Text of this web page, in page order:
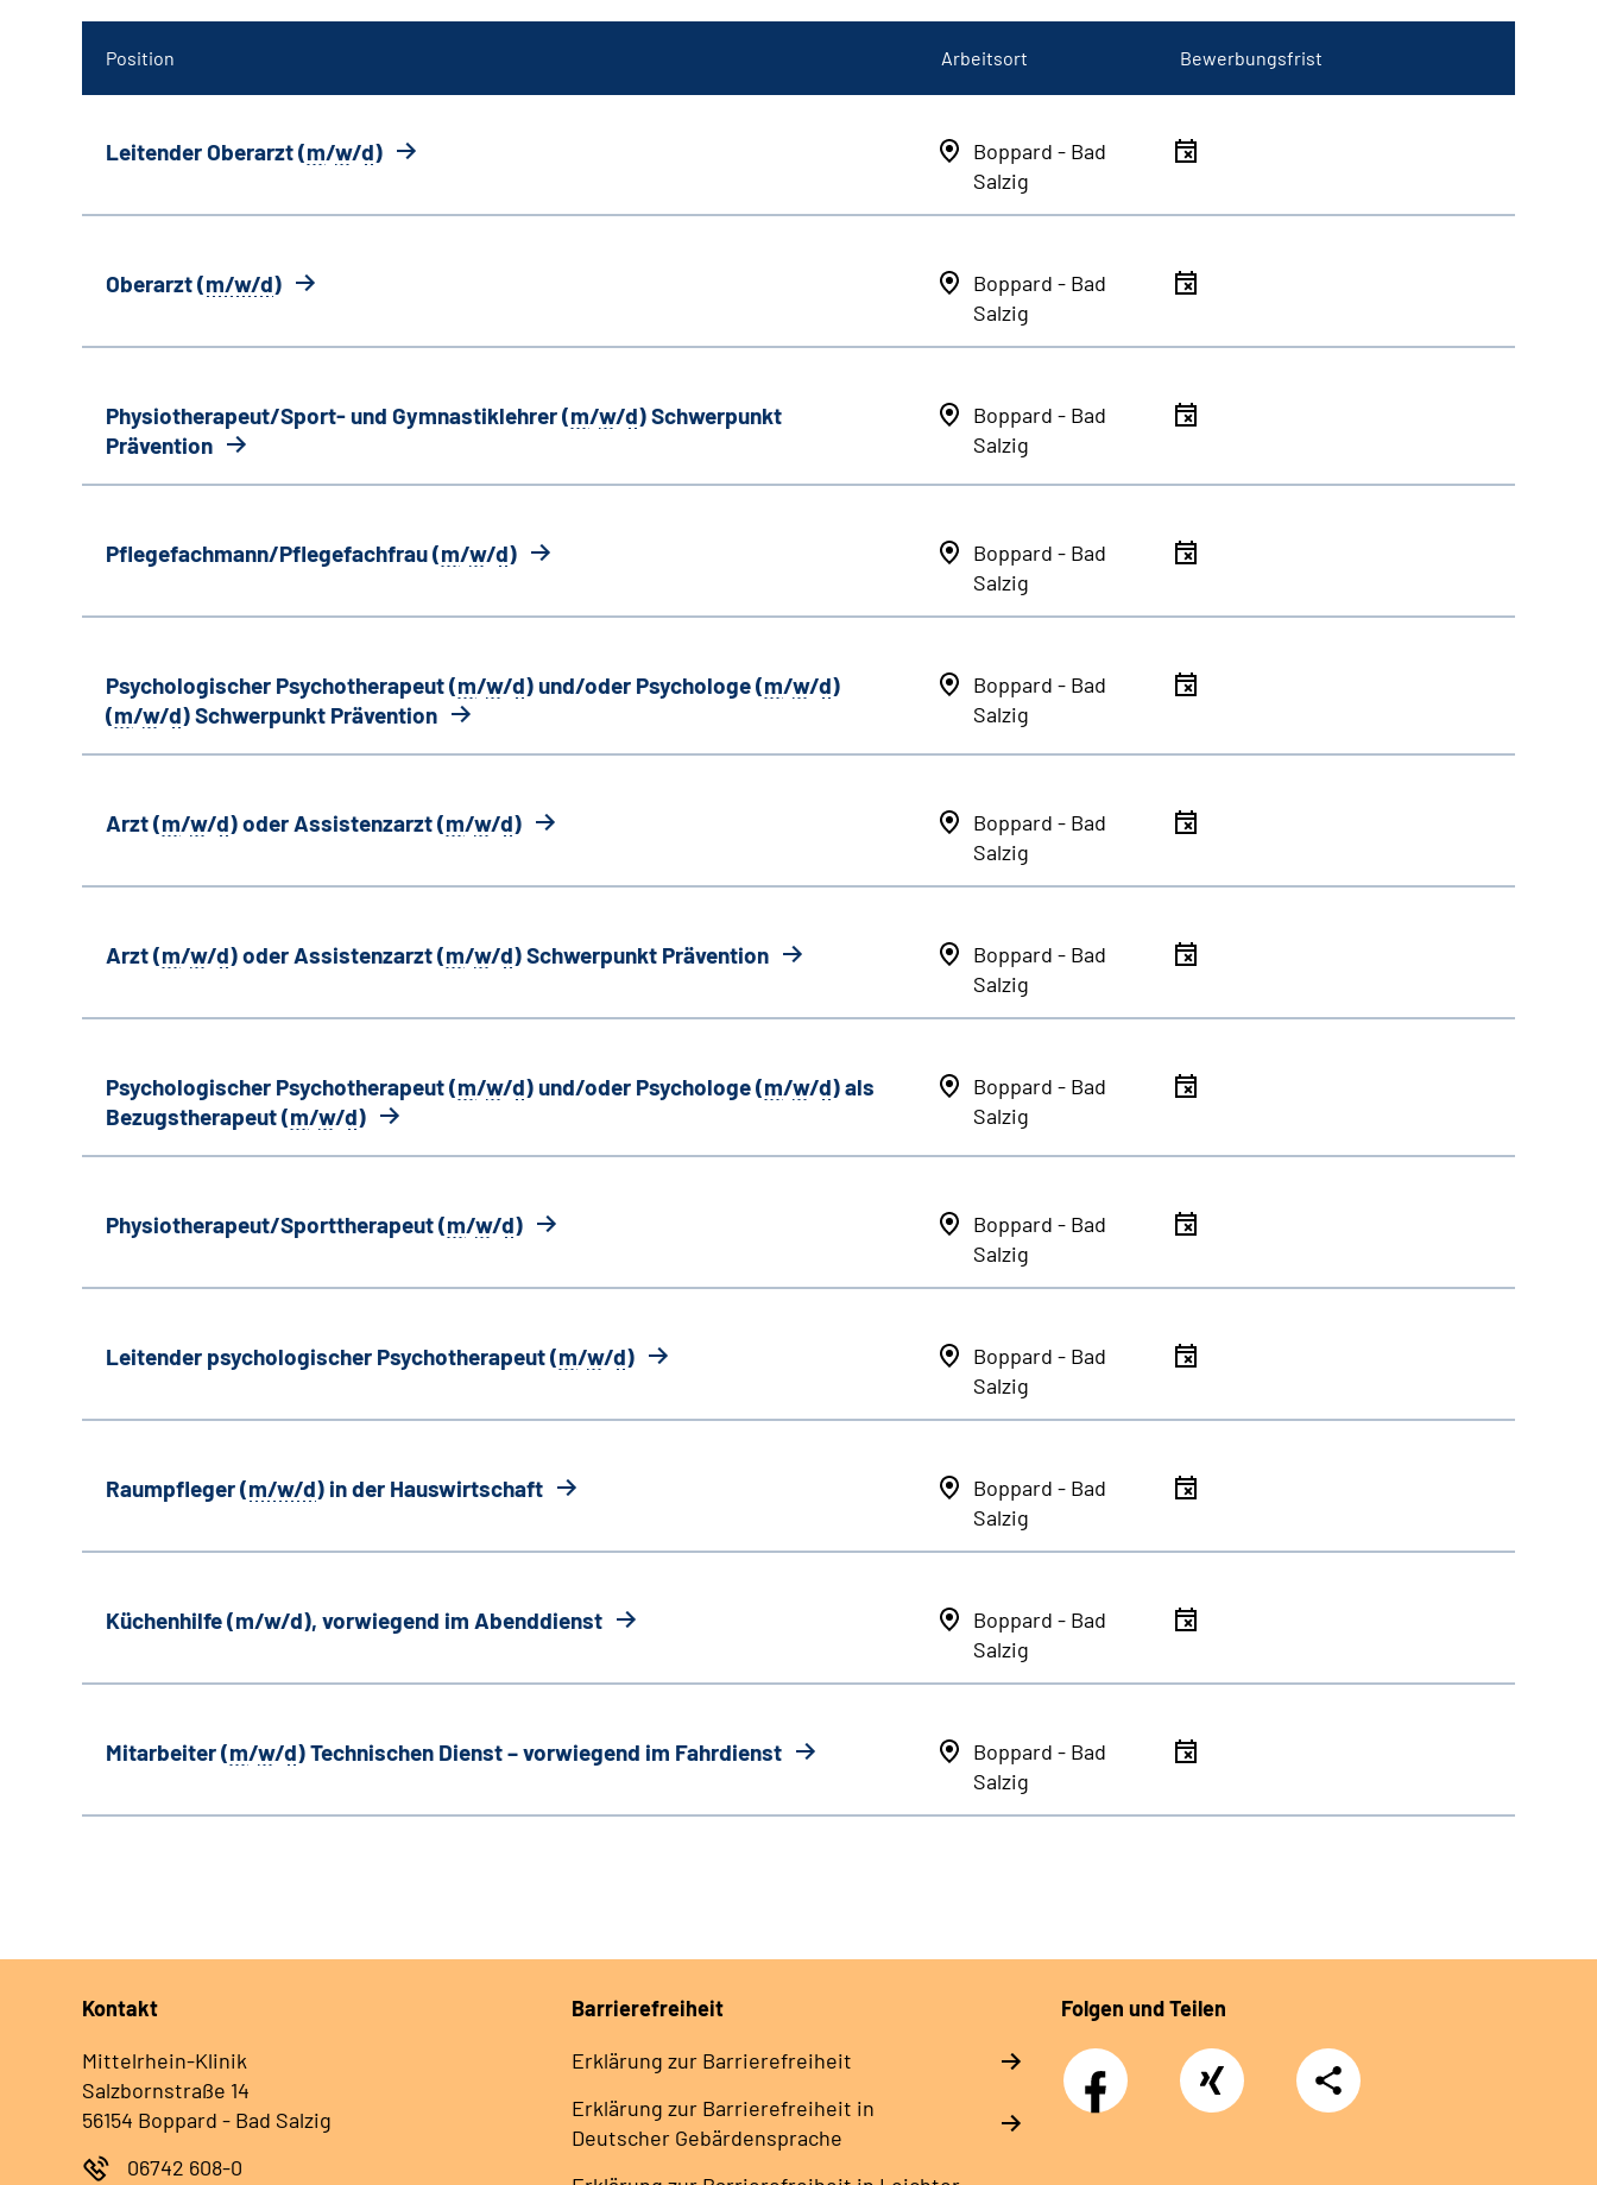
Position Arbeitsort Bewerbungsfrist
Leitender Oberarzt (m/w/d)
Boppard - Bad
Salzig
Oberarzt (m/w/d)
Boppard - Bad
Salzig
Physiotherapeut/Sport- und Gymnastiklehrer (m/w/d) Schwerpunkt
Prävention
Boppard - Bad
Salzig
Pflegefachmann/Pflegefachfrau (m/w/d)
Boppard - Bad
Salzig
Psychologischer Psychotherapeut (m/w/d) und/oder Psychologe (m/w/d)
(m/w/d) Schwerpunkt Prävention
Boppard - Bad
Salzig
Arzt (m/w/d) oder Assistenzarzt (m/w/d)
Boppard - Bad
Salzig
Arzt (m/w/d) oder Assistenzarzt (m/w/d) Schwerpunkt Prävention
Boppard - Bad
Salzig
Psychologischer Psychotherapeut (m/w/d) und/oder Psychologe (m/w/d) als
Bezugstherapeut (m/w/d)
Boppard - Bad
Salzig
Physiotherapeut/Sporttherapeut (m/w/d)
Boppard - Bad
Salzig
Leitender psychologischer Psychotherapeut (m/w/d)
Boppard - Bad
Salzig
Raumpfleger (m/w/d) in der Hauswirtschaft
Boppard - Bad
Salzig
Küchenhilfe (m/w/d), vorwiegend im Abenddienst
Boppard - Bad
Salzig
Mitarbeiter (m/w/d) Technischen Dienst – vorwiegend im Fahrdienst
Boppard - Bad
Salzig
Kontakt
Mittelrhein-Klinik
Salzbornstraße 14
56154 Boppard - Bad Salzig
06742 608-0
Barrierefreiheit
Erklärung zur Barrierefreiheit
Erklärung zur Barrierefreiheit in
Deutscher Gebärdensprache
Folgen und Teilen
Facebook Xing
Teilen